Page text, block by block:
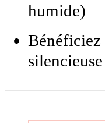
humide)
silencieuse